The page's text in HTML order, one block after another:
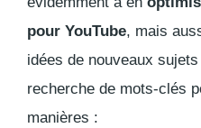
pour YouTube, mais
idées de nouveaux
recherche de mots-clés
manières :